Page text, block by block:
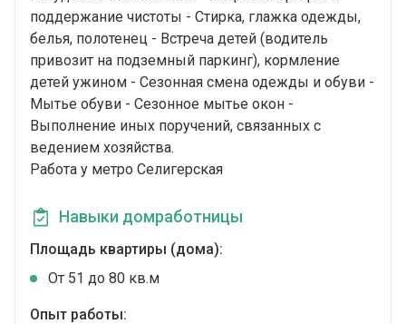
поддержание чистоты - Стирка, глажка одежды,
белья, полотенец - Встреча детей (водитель
привозит на подземный паркинг), кормление
детей ужином - Сезонная смена одежды и обуви -
Мытье обуви - Сезонное мытье окон -
Выполнение иных поручений, связанных с
ведением хозяйства.
Работа у метро Селигерская
Навыки домработницы
Площадь квартиры (дома):
От 51 до 80 кв.м
Опыт работы: